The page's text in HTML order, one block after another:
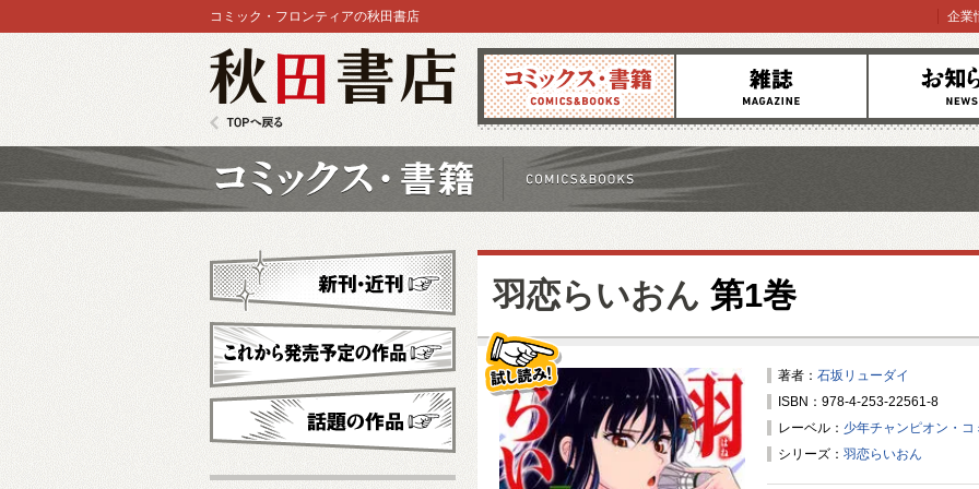
コミックス 雑誌 お知らせ
コミック・フロンティアの秋田書店 企業
羽恋らいおん 第1巻
著者： 石坂リューダイ
ISBN：978-4-253-22561-8
レーベル： 少年チャンピオン・
シリーズ： 羽恋らいおん
試し読み！
新刊・近刊
これから発売予定